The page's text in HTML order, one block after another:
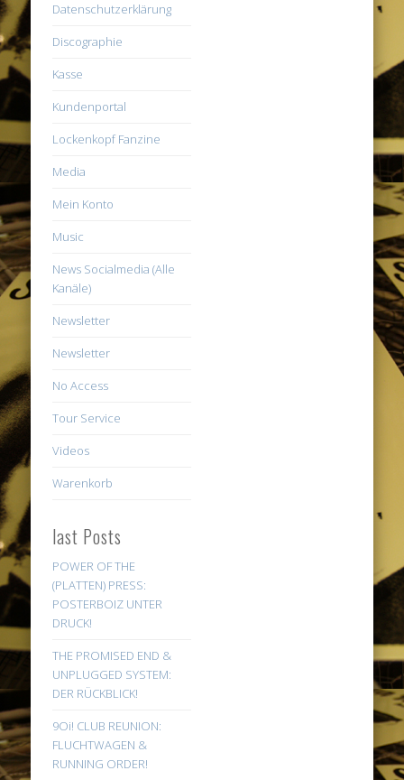
Datenschutzerklärung
Discographie
Kasse
Kundenportal
Lockenkopf Fanzine
Media
Mein Konto
Music
News Socialmedia (Alle
Kanäle)
Newsletter
Newsletter
No Access
Tour Service
Videos
Warenkorb
last Posts
POWER OF THE
(PLATTEN) PRESS:
POSTERBOIZ UNTER
DRUCK!
THE PROMISED END &
UNPLUGGED SYSTEM:
DER RÜCKBLICK!
9Oi! CLUB REUNION:
FLUCHTWAGEN &
RUNNING ORDER!